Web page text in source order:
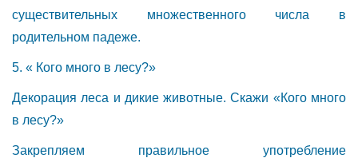
существительных множественного числа в
родительном падеже.
5. « Кого много в лесу?»
Декорация леса и дикие животные. Скажи «Кого много
в лесу?»
Закрепляем правильное употребление